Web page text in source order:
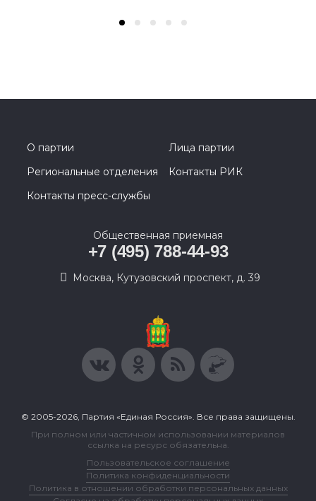
О партии
Лица партии
Региональные отделения
Контакты РИК
Контакты пресс-службы
Общественная приемная
+7 (495) 788-44-93
Москва, Кутузовский проспект, д. 39
© 2005-2026, Партия «Единая Россия». Все права защищены.
При полном или частичном использовании материалов
ссылка на ресурс обязательна.
Пользовательское соглашение
Политика конфиденциальности
Политика в отношении обработки персональных данных